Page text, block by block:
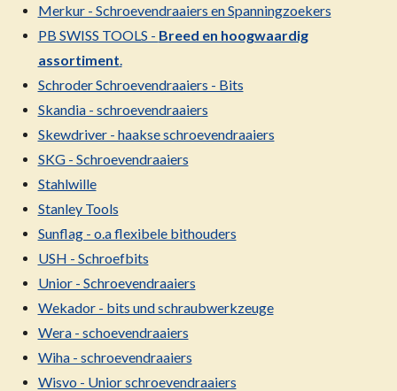
Merkur - Schroevendraaiers en Spanningzoekers
PB SWISS TOOLS - Breed en hoogwaardig
assortiment.
Schroder Schroevendraaiers - Bits
Skandia - schroevendraaiers
Skewdriver - haakse schroevendraaiers
SKG - Schroevendraaiers
Stahlwille
Stanley Tools
Sunflag - o.a flexibele bithouders
USH - Schroefbits
Unior - Schroevendraaiers
Wekador - bits und schraubwerkzeuge
Wera - schoevendraaiers
Wiha - schroevendraaiers
Wisvo - Unior schroevendraaiers